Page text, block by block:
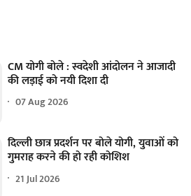
CM योगी बोले : स्वदेशी आंदोलन ने आजादी
की लड़ाई को नयी दिशा दी
07 Aug 2026
दिल्ली छात्र प्रदर्शन पर बोले योगी, युवाओं को
गुमराह करने की हो रही कोशिश
21 Jul 2026